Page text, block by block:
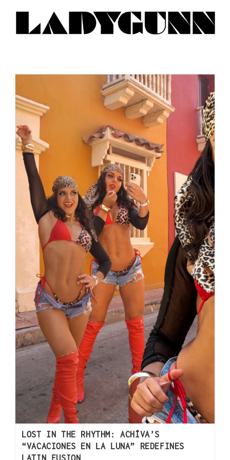
LOST IN THE RHYTHM: ACHÍVA’S
“VACACIONES EN LA LUNA” REDEFINES
LATIN FUSION